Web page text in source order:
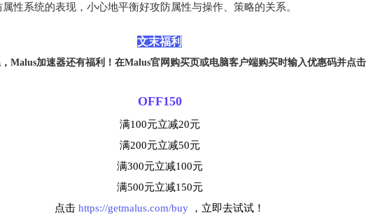
性系统的表现，小心地平衡好攻防属性与操作、策略的关系。
文末福利
Malus加速器还有福利！在Malus官网购买页或电脑客户端购买时输入优惠码并点
OFF150
满100元立减20元
满200元立减50元
满300元立减100元
满500元立减150元
点击 https://getmalus.com/buy ，立即去试试！